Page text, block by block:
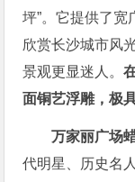
坪”。它提供了
欣赏长沙城市风
景观更显迷人。
面铜艺浮雕，极
万家丽广场
代明星、历史名